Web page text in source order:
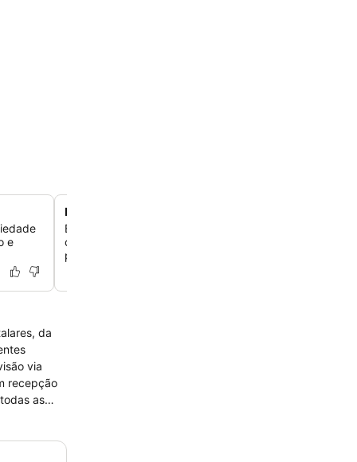
e
Perto do Mercato del Suffragio
Explore as barracas de comida gourmet e os
comunitários do Mercato del Suffragio, que fica do
para provar sabores locais com facilidade.
da
via
recepção
as